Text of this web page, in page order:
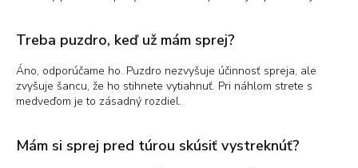
Treba puzdro, keď už mám sprej?
Áno, odporúčame ho. Puzdro nezvyšuje účinnosť spreja, ale
zvyšuje šancu, že ho stihnete vytiahnuť. Pri náhlom strete s
medveďom je to zásadný rozdiel.
Mám si sprej pred túrou skúsiť vystreknúť?